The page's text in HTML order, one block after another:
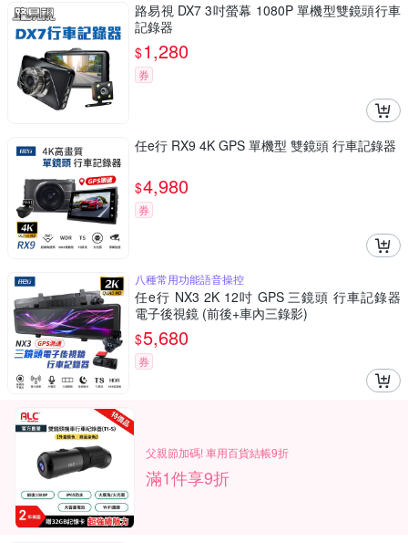
路易視 DX7 3吋螢幕 1080P 單機型雙鏡頭行車
記錄器
$1,280
券
任e行 RX9 4K GPS 單機型 雙鏡頭 行車記錄器
$4,980
券
八種常用功能語音操控
任e行 NX3 2K 12吋 GPS 三鏡頭 行車記錄器
電子後視鏡 (前後+車內三錄影)
$5,680
券
父親節加碼! 車用百貨結帳9折
滿1件享9折